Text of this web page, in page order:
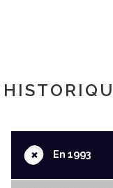
+En 1993